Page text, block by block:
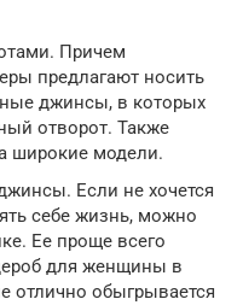
Причем
предлагают носить
джинсы, в которых
отворот. Также
широкие модели.
Если не хочется
себе жизнь, можно
Ее проще всего
для женщины в
отлично обыгрывается